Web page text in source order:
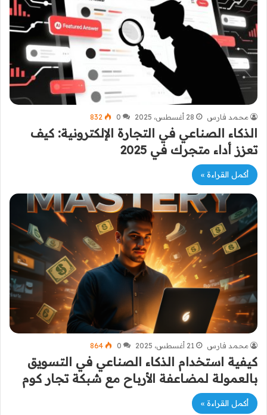
محمد فارس 28 أغسطس، 2025 0
832
الذكاء الصناعي في التجارة الإلكترونية: كيف
تعزز أداء متجرك في 2025
أكمل القراءة »
محمد فارس 21 أغسطس، 2025 0
864
كيفية استخدام الذكاء الصناعي في التسويق
بالعمولة لمضاعفة الأرباح مع شبكة تجار كوم
أكمل القراءة »